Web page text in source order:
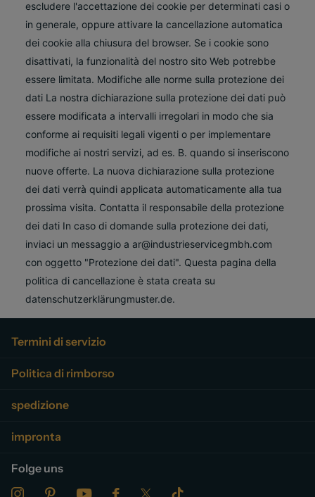
escludere l'accettazione dei cookie per determinati casi o
in generale, oppure attivare la cancellazione automatica
dei cookie alla chiusura del browser. Se i cookie sono
disattivati, la funzionalità del nostro sito Web potrebbe
essere limitata. Modifiche alle norme sulla protezione dei
dati La nostra dichiarazione sulla protezione dei dati può
essere modificata a intervalli irregolari in modo che sia
conforme ai requisiti legali vigenti o per implementare
modifiche ai nostri servizi, ad es. B. quando si inseriscono
nuove offerte. La nuova dichiarazione sulla protezione
dei dati verrà quindi applicata automaticamente alla tua
prossima visita. Contatta il responsabile della protezione
dei dati In caso di domande sulla protezione dei dati,
inviaci un messaggio a ar@industrieservicegmbh.com
con oggetto "Protezione dei dati". Questa pagina della
politica di cancellazione è stata creata su
datenschutzerklärungmuster.de.
Termini di servizio
Politica di rimborso
spedizione
impronta
Folge uns